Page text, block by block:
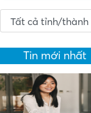
Tin mới nhất